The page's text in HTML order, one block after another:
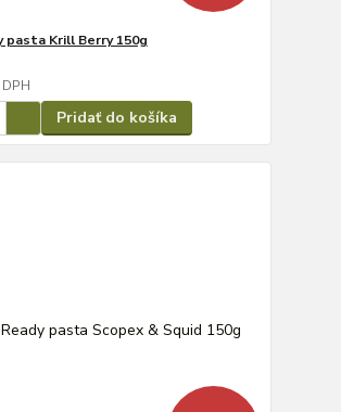
pasta Krill Berry 150g
Pridať do košíka